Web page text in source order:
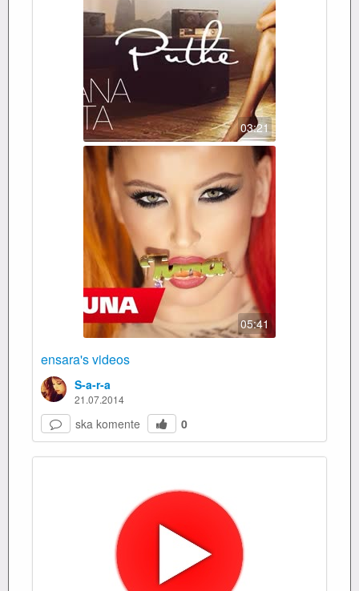
03:21
05:41
ensara's videos
S-a-r-a
21.07.2014
ska komente 0